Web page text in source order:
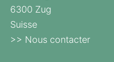
6300 Zug
Suisse
>> Nous contacter